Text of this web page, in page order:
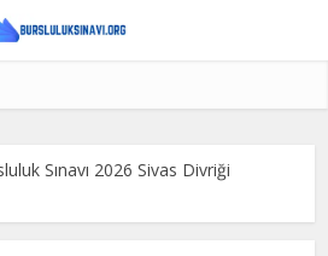
Sınavı 2026 Sivas Divriği